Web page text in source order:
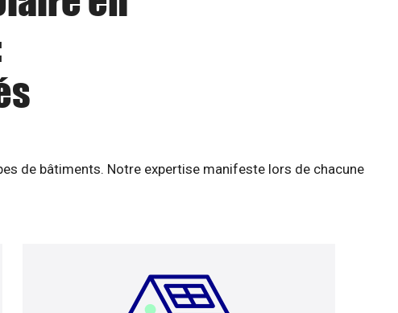
de bâtiments. Notre expertise manifeste lors de chacune